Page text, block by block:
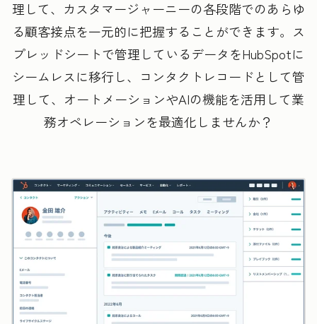
理して、カスタマージャーニーの各段階でのあらゆ
る顧客接点を一元的に把握することができます。ス
プレッドシートで管理しているデータをHubSpotに
シームレスに移行し、コンタクトレコードとして管
理して、オートメーションやAIの機能を活用して業
務オペレーションを最適化しませんか？